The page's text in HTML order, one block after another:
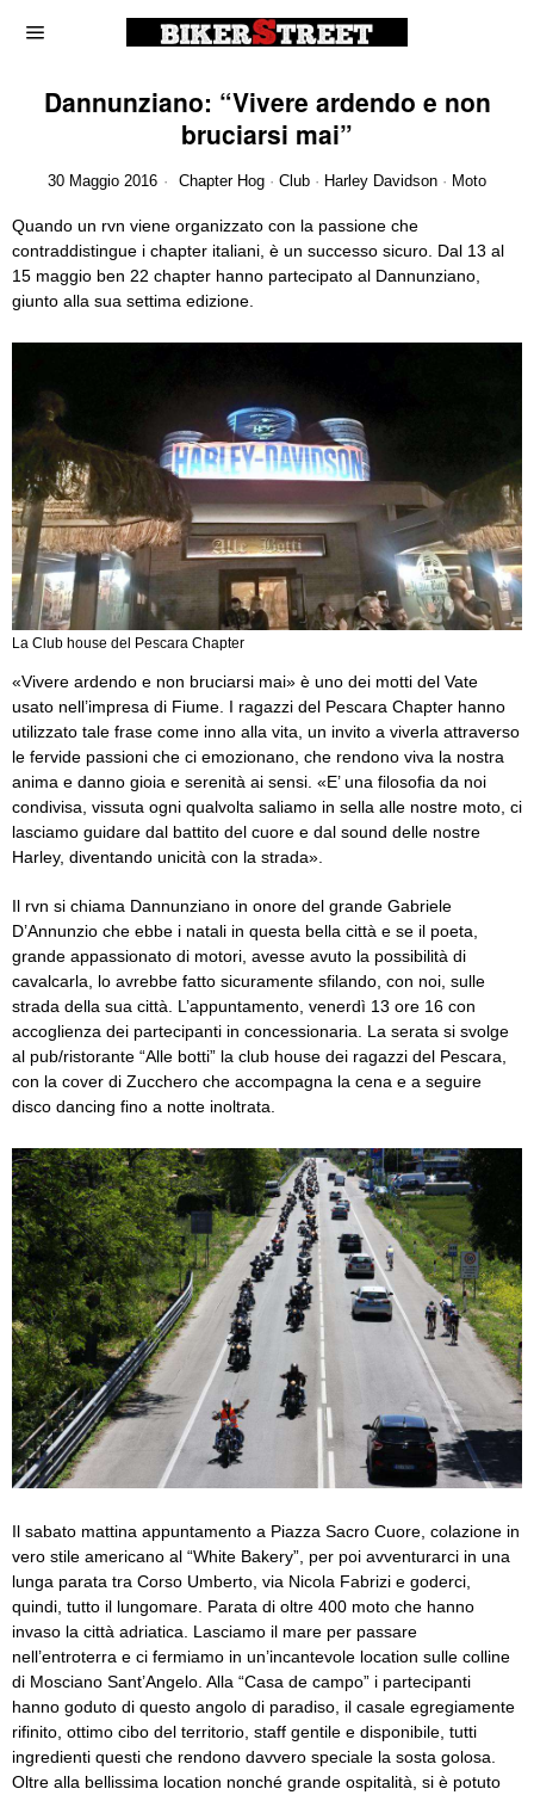
Dannunziano: “Vivere ardendo e non
bruciarsi mai”
30 Maggio 2016 Chapter Hog · Club · Harley Davidson · Moto
Quando un rvn viene organizzato con la passione che
contraddistingue i chapter italiani, è un successo sicuro. Dal 13 al
15 maggio ben 22 chapter hanno partecipato al Dannunziano,
giunto alla sua settima edizione.
La Club house del Pescara Chapter
«Vivere ardendo e non bruciarsi mai» è uno dei motti del Vate
usato nell’impresa di Fiume. I ragazzi del Pescara Chapter hanno
utilizzato tale frase come inno alla vita, un invito a viverla attraverso
le fervide passioni che ci emozionano, che rendono viva la nostra
anima e danno gioia e serenità ai sensi. «E’ una filosofia da noi
condivisa, vissuta ogni qualvolta saliamo in sella alle nostre moto, ci
lasciamo guidare dal battito del cuore e dal sound delle nostre
Harley, diventando unicità con la strada».
Il rvn si chiama Dannunziano in onore del grande Gabriele
D’Annunzio che ebbe i natali in questa bella città e se il poeta,
grande appassionato di motori, avesse avuto la possibilità di
cavalcarla, lo avrebbe fatto sicuramente sfilando, con noi, sulle
strada della sua città. L’appuntamento, venerdì 13 ore 16 con
accoglienza dei partecipanti in concessionaria. La serata si svolge
al pub/ristorante “Alle botti” la club house dei ragazzi del Pescara,
con la cover di Zucchero che accompagna la cena e a seguire
disco dancing fino a notte inoltrata.
Il sabato mattina appuntamento a Piazza Sacro Cuore, colazione in
vero stile americano al “White Bakery”, per poi avventurarci in una
lunga parata tra Corso Umberto, via Nicola Fabrizi e goderci,
quindi, tutto il lungomare. Parata di oltre 400 moto che hanno
invaso la città adriatica. Lasciamo il mare per passare
nell’entroterra e ci fermiamo in un’incantevole location sulle colline
di Mosciano Sant’Angelo. Alla “Casa de campo” i partecipanti
hanno goduto di questo angolo di paradiso, il casale egregiamente
rifinito, ottimo cibo del territorio, staff gentile e disponibile, tutti
ingredienti questi che rendono davvero speciale la sosta golosa.
Oltre alla bellissima location nonché grande ospitalità, si è potuto